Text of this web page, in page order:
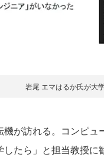
岩尾 エマはるか氏が大
が訪れる。コンピュ
たら」と担当教授